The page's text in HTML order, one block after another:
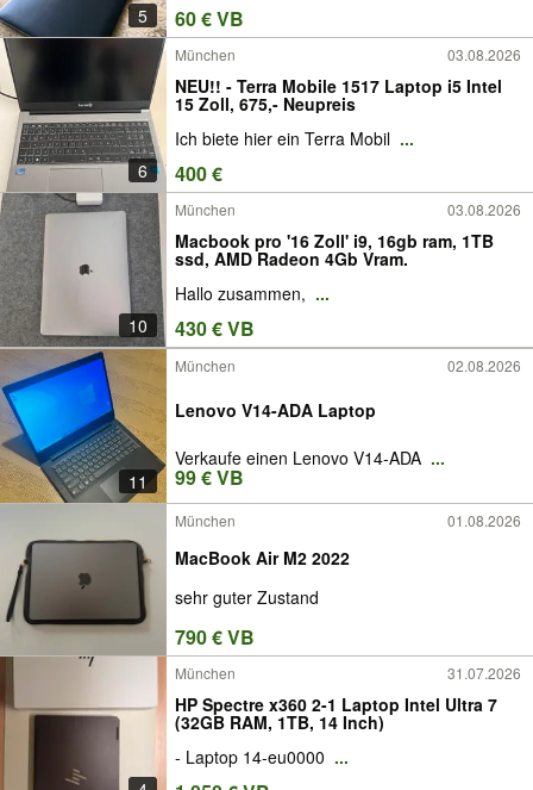
5 60 € VB
6
München 03.08.2026
NEU!! - Terra Mobile 1517 Laptop i5 Intel
15 Zoll, 675,- Neupreis
Ich biete hier ein Terra Mobil ...
400 €
10
München 03.08.2026
Macbook pro '16 Zoll' i9, 16gb ram, 1TB
ssd, AMD Radeon 4Gb Vram.
Hallo zusammen, ...
430 € VB
11
München 02.08.2026
Lenovo V14-ADA Laptop
Verkaufe einen Lenovo V14-ADA ...
99 € VB
München 01.08.2026
MacBook Air M2 2022
sehr guter Zustand
790 € VB
München 31.07.2026
HP Spectre x360 2-1 Laptop Intel Ultra 7
(32GB RAM, 1TB, 14 Inch)
- Laptop 14-eu0000 ...